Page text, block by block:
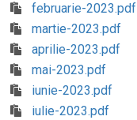
februarie-2023.pdf
martie-2023.pdf
aprilie-2023.pdf
mai-2023.pdf
iunie-2023.pdf
iulie-2023.pdf